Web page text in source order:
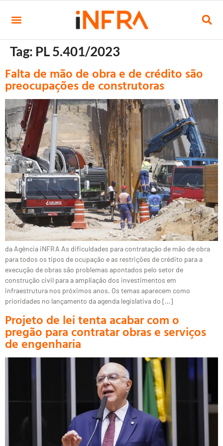
Tag: PL 5.401/2023
Falta de mão de obra e de crédito são
preocupações de construtoras
da Agência iNFRA As dificuldades para contratação de mão de obra
para todos os tipos de ocupação e as restrições de crédito para a
execução de obras são problemas apontados pelo setor de
construção civil para a ampliação dos investimentos em
infraestrutura nos próximos anos. Os temas aparecem como
prioridades no lançamento da agenda legislativa do […]
Projeto de lei tenta acabar com o
pregão para contratar obras e serviços
de engenharia